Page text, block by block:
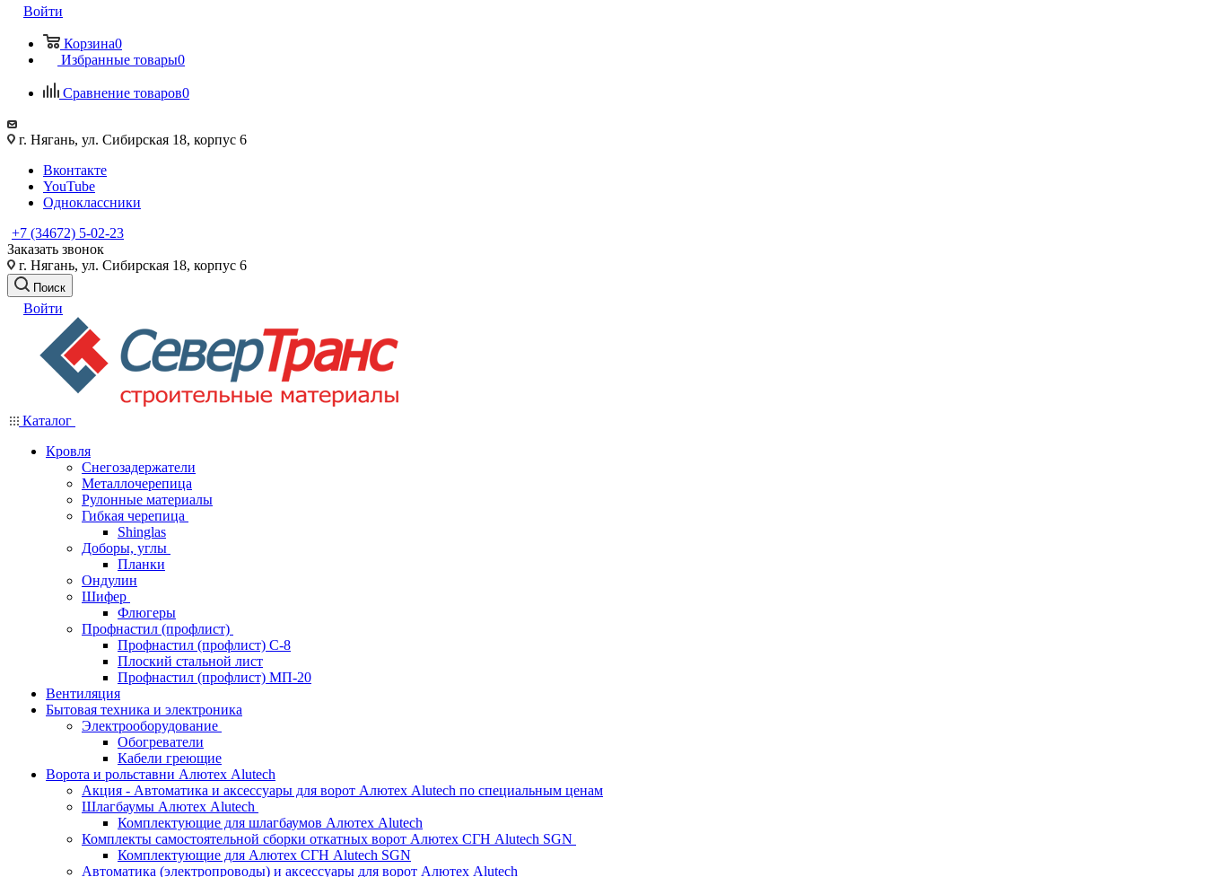
Войти
Корзина0
Избранные товары0
Сравнение товаров0
г. Нягань, ул. Сибирская 18, корпус 6
Вконтакте
YouTube
Одноклассники
+7 (34672) 5-02-23
Заказать звонок
г. Нягань, ул. Сибирская 18, корпус 6
Поиск
Войти
Каталог
Кровля
Снегозадержатели
Металлочерепица
Рулонные материалы
Гибкая черепица
Shinglas
Доборы, углы
Планки
Ондулин
Шифер
Флюгеры
Профнастил (профлист)
Профнастил (профлист) С-8
Плоский стальной лист
Профнастил (профлист) МП-20
Вентиляция
Бытовая техника и электроника
Электрооборудование
Обогреватели
Кабели греющие
Ворота и рольставни Алютех Alutech
Акция - Автоматика и аксессуары для ворот Алютех Alutech по специальным ценам
Шлагбаумы Алютех Alutech
Комплектующие для шлагбаумов Алютех Alutech
Комплекты самостоятельной сборки откатных ворот Алютех СГН Alutech SGN
Комплектующие для Алютех СГН Alutech SGN
Автоматика (электропроводы) и аксессуары для ворот Алютех Alutech